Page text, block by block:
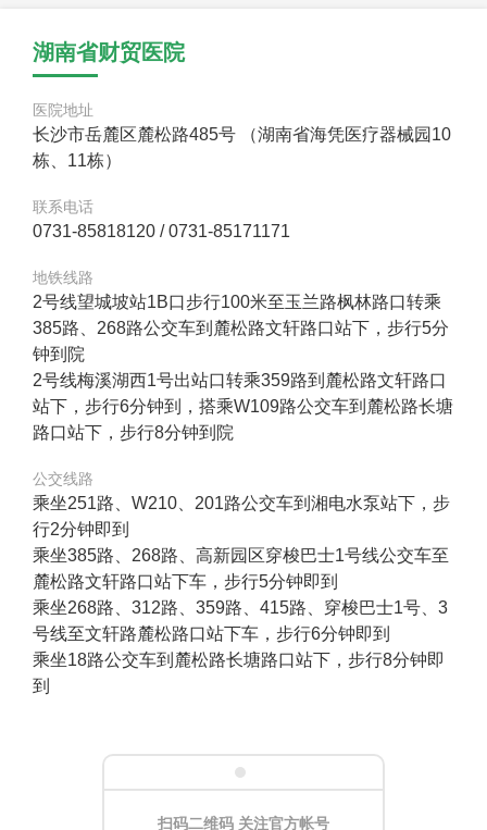
湖南省财贸医院
医院地址
长沙市岳麓区麓松路485号 （湖南省海凭医疗器械园10
栋、11栋）
联系电话
0731-85818120 / 0731-85171171
地铁线路
2号线望城坡站1B口步行100米至玉兰路枫林路口转乘
385路、268路公交车到麓松路文轩路口站下，步行5分
钟到院
2号线梅溪湖西1号出站口转乘359路到麓松路文轩路口
站下，步行6分钟到，搭乘W109路公交车到麓松路长塘
路口站下，步行8分钟到院
公交线路
乘坐251路、W210、201路公交车到湘电水泵站下，步
行2分钟即到
乘坐385路、268路、高新园区穿梭巴士1号线公交车至
麓松路文轩路口站下车，步行5分钟即到
乘坐268路、312路、359路、415路、穿梭巴士1号、3
号线至文轩路麓松路口站下车，步行6分钟即到
乘坐18路公交车到麓松路长塘路口站下，步行8分钟即
到
扫码二维码 关注官方帐号